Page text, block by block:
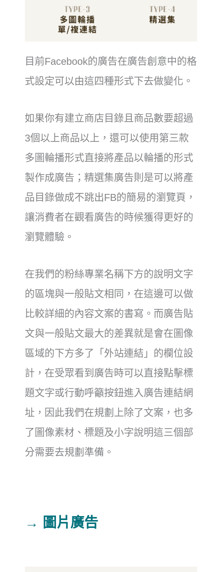
目前Facebook的廣告在廣告創意中的格
式設定可以由這四種形式下去做變化。
如果你有建立商店目錄且商品數要超過
3個以上商品以上，還可以使用第三款
多圖輪播形式直接將產品以輪播的形式
製作成廣告；精選集廣告則是可以將產
品目錄做成不跳出FB的簡易的瀏覽頁，
讓消費者在觀看廣告的時候獲得更好的
瀏覽體驗。
在我們的粉絲專業名稱下方的說明文字
的區塊與一般貼文相同，在這邊可以做
比較詳細的內容文案的書寫。而廣告貼
文與一般貼文最大的差異就是會在圖像
區域的下方多了「外站連結」的欄位設
計，在受眾看到廣告時可以直接點擊標
題文字或行動呼籲按鈕進入廣告連結網
址，因此我們在規劃上除了文案，也多
了圖像素材、標題及小字說明這三個部
分需要去規劃準備。
→ 圖片廣告